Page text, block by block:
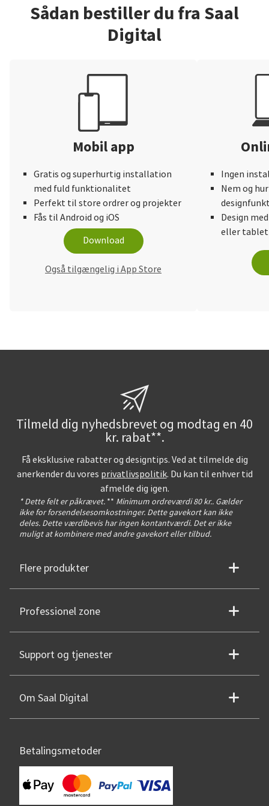
Sådan bestiller du fra Saal
Digital
Mobil app
Gratis og superhurtig installation
med fuld funktionalitet
Perfekt til store ordrer og projekter
Fås til Android og iOS
Download
Også tilgængelig i App Store
Ingen
Nem og
Design
eller tablet
Tilmeld dig nyhedsbrevet og modtag en 40
kr. rabat**.
Få eksklusive rabatter og designtips. Ved at tilmelde dig
anerkender du vores privatlivspolitik. Du kan til enhver tid
afmelde dig igen.
* Dette felt er påkrævet. ** Minimum ordreværdi 80 kr.. Gælder
ikke for forsendelsesomkostninger. Dette gavekort kan ikke
deles. Dette værdibevis har ingen kontantværdi. Det er ikke
muligt at kombinere med andre gavekort eller tilbud.
Flere produkter
Professionel zone
Support og tjenester
Om Saal Digital
Betalingsmetoder